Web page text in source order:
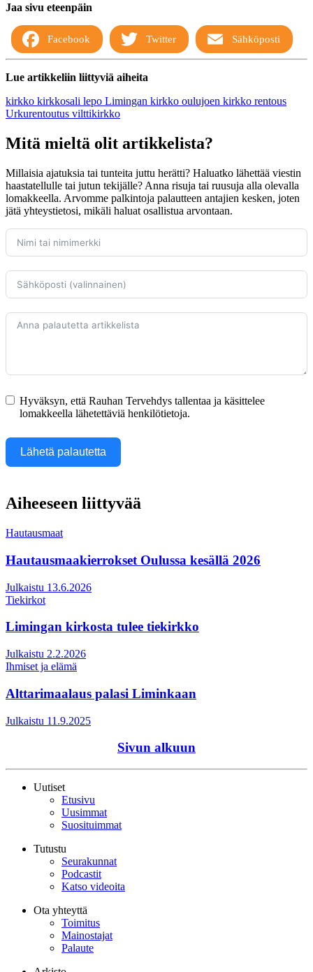
Jaa sivu eteenpäin
Facebook Twitter Sähköposti
Lue artikkeliin liittyviä aiheita
kirkko kirkkosali lepo Limingan kirkko oulujoen kirkko rentous
Urkurentoutus vilttikirkko
Mitä mieltä olit artikkelista?
Millaisia ajatuksia tai tunteita juttu herätti? Haluatko lähettää viestin
haastatellulle tai jutun tekijälle? Anna risuja tai ruusuja alla olevalla
lomakkeella. Arvomme palkintoja palautteen antajien kesken, joten
jätä yhteystietosi, mikäli haluat osallistua arvontaan.
Hyväksyn, että Rauhan Tervehdys tallentaa ja käsittelee
lomakkeella lähetettäviä henkilötietoja.
Lähetä palautetta
Aiheeseen liittyvää
Hautausmaat
Hautausmaakierrokset Oulussa kesällä 2026
Julkaistu 13.6.2026
Tiekirkot
Limingan kirkosta tulee tiekirkko
Julkaistu 2.2.2026
Ihmiset ja elämä
Alttarimaalaus palasi Liminkaan
Julkaistu 11.9.2025
Sivun alkuun
Uutiset
Etusivu
Uusimmat
Suosituimmat
Tutustu
Seurakunnat
Podcastit
Katso videoita
Ota yhteyttä
Toimitus
Mainostajat
Palaute